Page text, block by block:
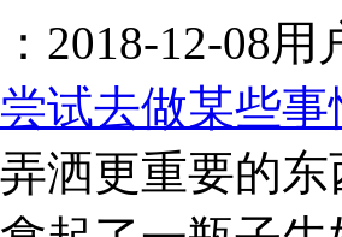
2018-12-08用
试去做某些事
洒更重要的